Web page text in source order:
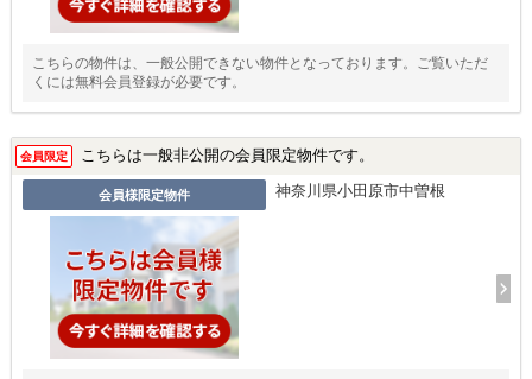
こちらの物件は、一般公開できない物件となっております。ご覧いただ
くには無料会員登録が必要です。
会員限定 こちらは一般非公開の会員限定物件です。
会員様限定物件 神奈川県小田原市中曽根